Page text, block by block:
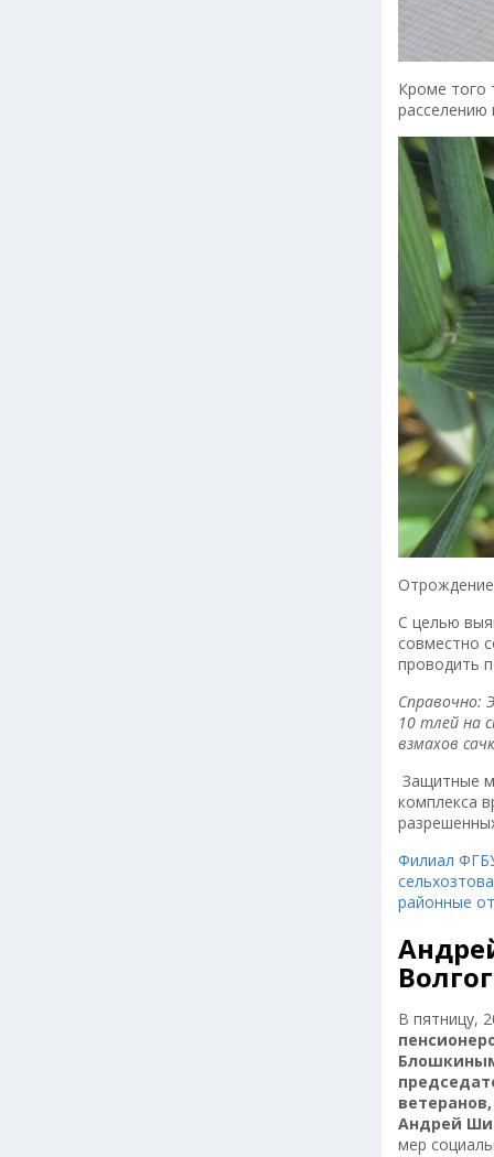
Кроме того
расселению
С целью
совместно
проводить
Справочно:
10 тлей на
взмахов
Защитные
комплекса
Филиал
районные
В пятницу,
Андрей
мер